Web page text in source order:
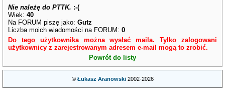
Nie należę do PTTK. :-(
Wiek:40
Na FORUM piszę jako:Gutz
Liczba moich wiadomości na FORUM:0
Do tego użytkownika można wysłać maila. Tylko zalogowani
użytkownicy z zarejestrowanym adresem e-mail mogą to zrobić.
Powrót do listy
© Łukasz Aranowski2002-2026